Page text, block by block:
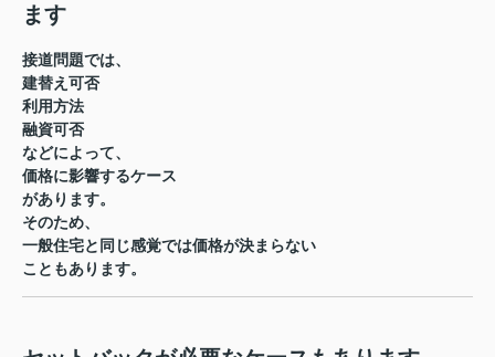
ます
接道問題では、
建替え可否
利用方法
融資可否
などによって、
価格に影響するケース
があります。
そのため、
一般住宅と同じ感覚では価格が決まらない
こともあります。